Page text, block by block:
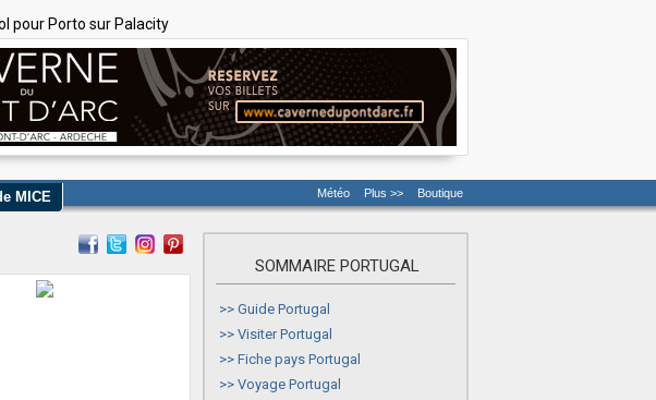
pour Porto sur Palacity
MICE Météo Plus >> Boutique
SOMMAIRE PORTUGAL
>> Guide Portugal
>> Visiter Portugal
>> Fiche pays Portugal
>> Voyage Portugal